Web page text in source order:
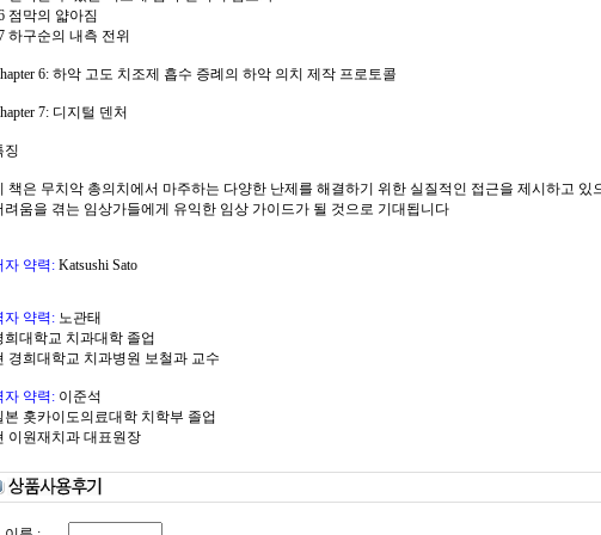
점막의 얇아짐
하구순의 내측 전위
6: 하악 고도 치조제 흡수 증례의 하악 의치 제작 프로토콜
7: 디지털 덴처
징
책은 무치악 총의치에서 마주하는 다양한 난제를 해결하기 위한 실질적인 접근을 제시하고 있
려움을 겪는 임상가들에게 유익한 임상 가이드가 될 것으로 기대됩니다
자 약력: Katsushi Sato
자 약력: 노관태
희대학교 치과대학 졸업
경희대학교 치과병원 보철과 교수
자 약력: 이준석
본 홋카이도의료대학 치학부 졸업
이원재치과 대표원장